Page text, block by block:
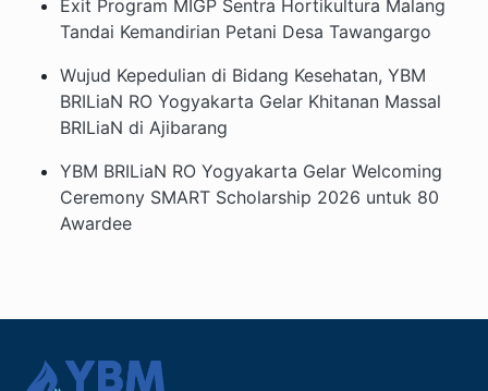
Exit Program MIGP Sentra Hortikultura Malang
Tandai Kemandirian Petani Desa Tawangargo
Wujud Kepedulian di Bidang Kesehatan, YBM
BRILiaN RO Yogyakarta Gelar Khitanan Massal
BRILiaN di Ajibarang
YBM BRILiaN RO Yogyakarta Gelar Welcoming
Ceremony SMART Scholarship 2026 untuk 80
Awardee